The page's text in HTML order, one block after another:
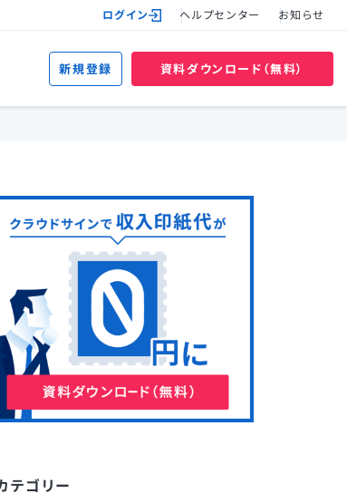
ログイン ヘルプセンター お知らせ
新規登録 資料ダウンロード（無料）
テゴリー